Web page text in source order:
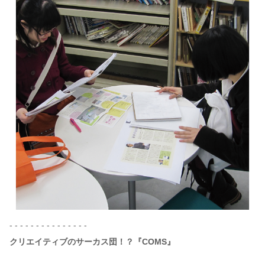
- - - - - - - - - - - - - - -
クリエイティブのサーカス団！？『COMS』